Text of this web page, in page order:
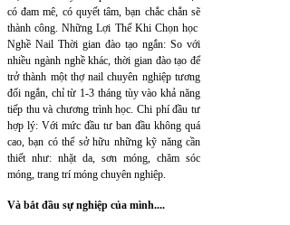
có đam mê, có quyết tâm, bạn chắc chắn sẽ
thành công. Những Lợi Thế Khi Chọn học
Nghề Nail Thời gian đào tạo ngắn: So với
nhiều ngành nghề khác, thời gian đào tạo để
trở thành một thợ nail chuyên nghiệp tương
đối ngắn, chỉ từ 1-3 tháng tùy vào khả năng
tiếp thu và chương trình học. Chi phí đầu tư
hợp lý: Với mức đầu tư ban đầu không quá
cao, bạn có thể sở hữu những kỹ năng cần
thiết như: nhặt da, sơn móng, chăm sóc
móng, trang trí móng chuyên nghiệp.
Và bắt đầu sự nghiệp của mình....